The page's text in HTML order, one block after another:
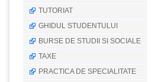
TUTORIAT
GHIDUL STUDENTULUI
BURSE DE STUDII SI SOCIALE
TAXE
PRACTICA DE SPECIALITATE